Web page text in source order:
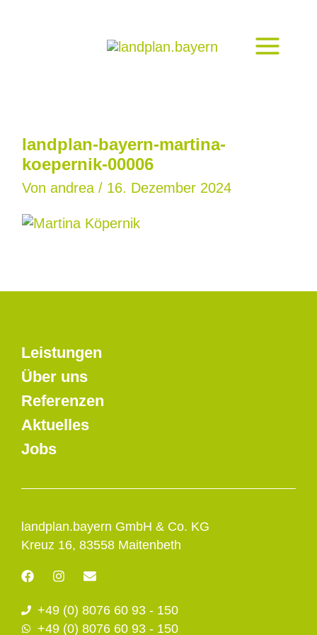
landplan-bayern-martina-
koepernik-00006
Von andrea / 16. Dezember 2024
landplan.bayern GmbH & Co. KG
Kreuz 16, 83558 Maitenbeth
F
a
e
b
I
t
a
E
e
l
+49 (0) 8076 60 93 - 150
+49 (0) 8076 60 93 - 150
Leistungen
Über uns
Referenzen
Aktuelles
Jobs